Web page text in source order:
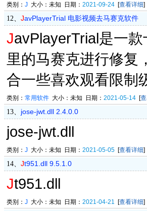
类别： J 大小：未知 日期： 2021-09-24 [查看详细]
12、 JavPlayerTrial 电影视频去马赛克软件
JavPlayerTrial是一
里的马赛克进行修复
合一些喜欢观看限制
类别： 常用软件 大小：未知 日期： 2021-05-14 [
13、 jose-jwt.dll 2.4.0.0
jose-jwt.dll
类别： J 大小：未知 日期： 2021-05-05 [查看详细]
14、 Jt951.dll 9.5.1.0
Jt951.dll
类别： J 大小：未知 日期： 2021-04-21 [查看详细]